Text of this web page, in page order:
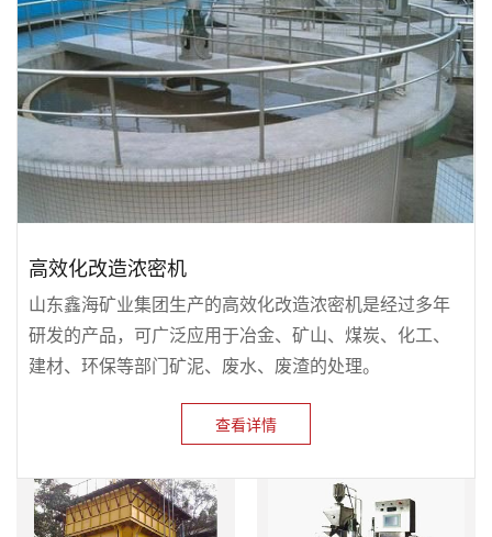
高效化改造浓密机
山东鑫海矿业集团生产的高效化改造浓密机是经过多年
研发的产品，可广泛应用于冶金、矿山、煤炭、化工、
建材、环保等部门矿泥、废水、废渣的处理。
查看详情